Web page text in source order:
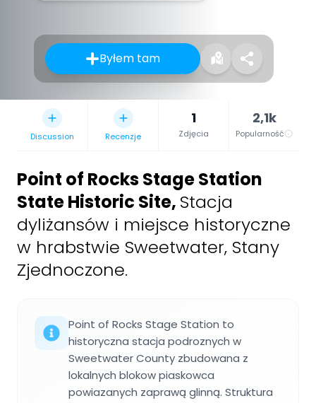
Byłem tam
Discussion Recenzje
1
Zdjęcia
2,1k
Popularność
Point of Rocks Stage Station
State Historic Site, Stacja
dyliżansów i miejsce historyczne
w hrabstwie Sweetwater, Stany
Zjednoczone.
Point of Rocks Stage Station to
historyczna stacja podroznych w
Sweetwater County zbudowana z
lokalnych blokow piaskowca
powiazanych zaprawą glinną. Struktura